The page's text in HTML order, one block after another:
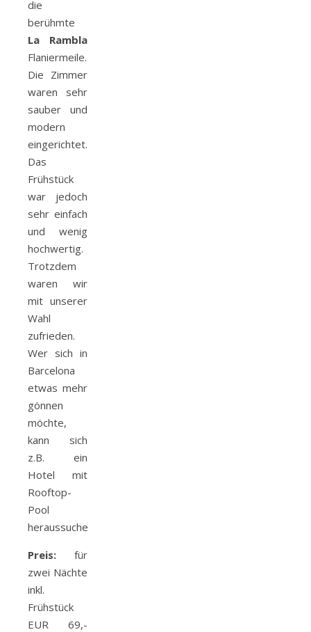
die
berühmte
La Rambla
Flaniermeile.
Die Zimmer
waren sehr
sauber und
modern
eingerichtet.
Das
Frühstück
war jedoch
sehr einfach
und wenig
hochwertig.
Trotzdem
waren wir
mit unserer
Wahl
zufrieden.
Wer sich in
Barcelona
etwas mehr
gönnen
möchte,
kann sich
z.B. ein
Hotel mit
Rooftop-
Pool
heraussuchen.
Preis: für
zwei Nächte
inkl.
Frühstück
EUR 69,-